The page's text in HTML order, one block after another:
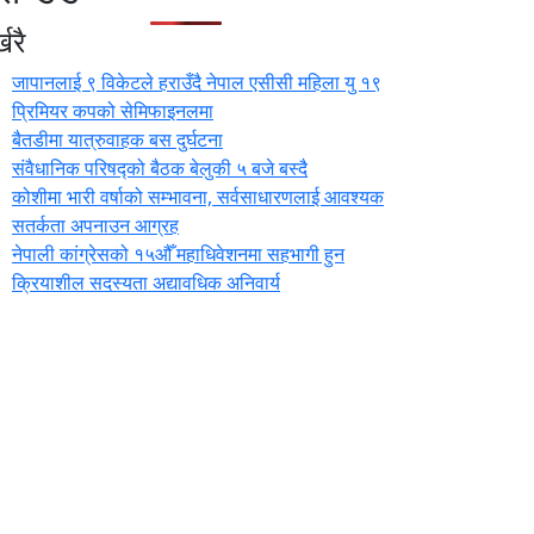
जापानलाई ९ विकेटले हराउँदै नेपाल एसीसी महिला यु १९
प्रिमियर कपको सेमिफाइनलमा
बैतडीमा यात्रुवाहक बस दुर्घटना
संवैधानिक परिषद्को बैठक बेलुकी ५ बजे बस्दै
कोशीमा भारी वर्षाको सम्भावना, सर्वसाधारणलाई आवश्यक
सतर्कता अपनाउन आग्रह
नेपाली कांग्रेसको १५औँ महाधिवेशनमा सहभागी हुन
क्रियाशील सदस्यता अद्यावधिक अनिवार्य